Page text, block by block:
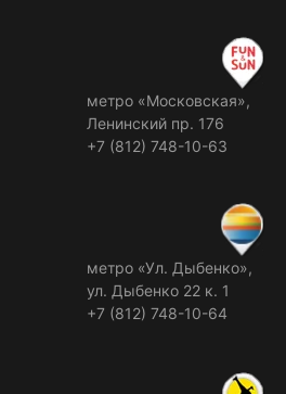
метро «Московская»,
Ленинский пр. 176
+7 (812) 748-10-63
метро «Ул. Дыбенко»,
ул. Дыбенко 22 к. 1
+7 (812) 748-10-64